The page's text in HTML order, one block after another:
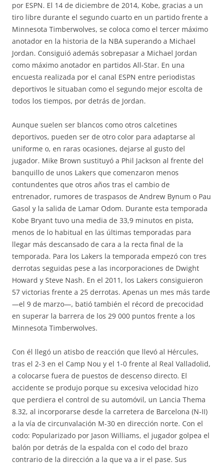
por ESPN. El 14 de diciembre de 2014, Kobe, gracias a un
tiro libre durante el segundo cuarto en un partido frente a
Minnesota Timberwolves, se coloca como el tercer máximo
anotador en la historia de la NBA superando a Michael
Jordan. Consiguió además sobrepasar a Michael Jordan
como máximo anotador en partidos All-Star. En una
encuesta realizada por el canal ESPN entre periodistas
deportivos le situaban como el segundo mejor escolta de
todos los tiempos, por detrás de Jordan.
Aunque suelen ser blancos como otros calcetines
deportivos, pueden ser de otro color para adaptarse al
uniforme o, en raras ocasiones, dejarse al gusto del
jugador. Mike Brown sustituyó a Phil Jackson al frente del
banquillo de unos Lakers que comenzaron menos
contundentes que otros años tras el cambio de
entrenador, rumores de traspasos de Andrew Bynum o Pau
Gasol y la salida de Lamar Odom. Durante esta temporada
Kobe Bryant tuvo una media de 33,9 minutos en pista,
menos de lo habitual en las últimas temporadas para
llegar más descansado de cara a la recta final de la
temporada. Para los Lakers la temporada empezó con tres
derrotas seguidas pese a las incorporaciones de Dwight
Howard y Steve Nash. En el 2011, los Lakers consiguieron
57 victorias frente a 25 derrotas. Apenas un mes más tarde
—el 9 de marzo—, batió también el récord de precocidad
en superar la barrera de los 29 000 puntos frente a los
Minnesota Timberwolves.
Con él llegó un atisbo de reacción que llevó al Hércules,
tras el 2-3 en el Camp Nou y el 1-0 frente al Real Valladolid,
a colocarse fuera de puestos de descenso directo. El
accidente se produjo porque su excesiva velocidad hizo
que perdiera el control de su automóvil, un Lancia Thema
8.32, al incorporarse desde la carretera de Barcelona (N-II)
a la vía de circunvalación M-30 en dirección norte. Con el
codo: Popularizado por Jason Williams, el jugador golpea el
balón por detrás de la espalda con el codo del brazo
contrario de la dirección a la que va a ir el pase. Sus